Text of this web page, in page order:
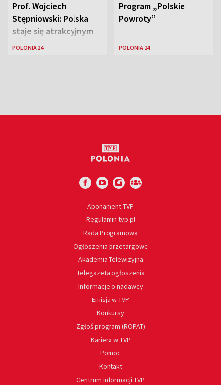
Prof. Wojciech
Stępniowski: Polska
staje się atrakcyjnym
miejscem dla
POLONIA 24
Program „Polskie
Powroty”
POLONIA 24
Abonament TVP
Regulamin tvp.pl
Rada Programowa
Ogłoszenia przetargowe
Akademia Telewizyjna
Telegazeta ogłoszenia
Informacje o nadawcy
Emisja w TVP
Konkursy
Zgłoś program (ROPAT)
Kariera w TVP
Pomoc
Kontakt
Centrum informacji TVP